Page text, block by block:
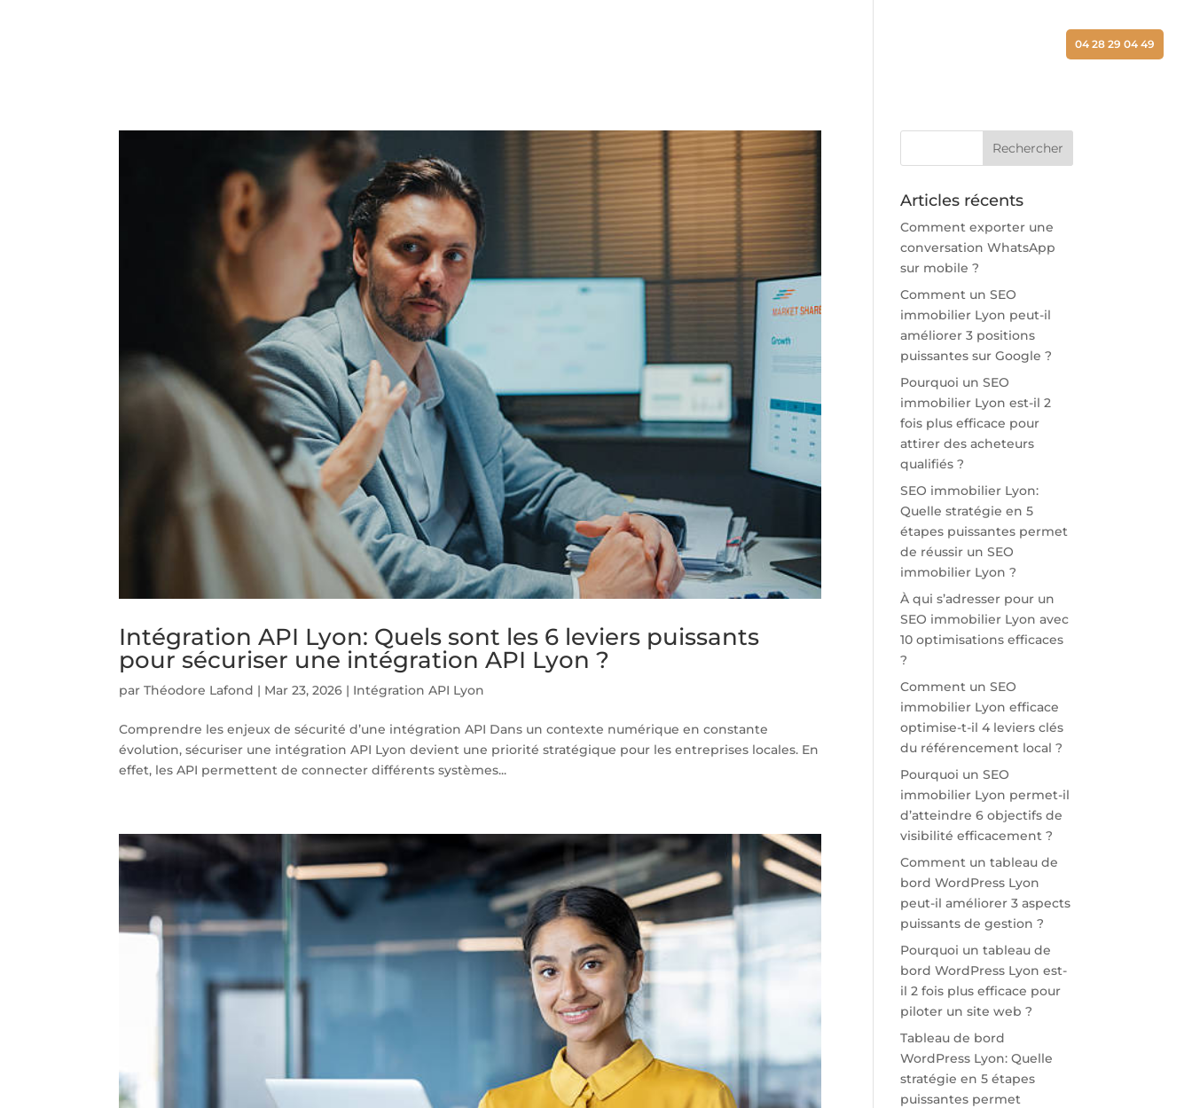
04 28 29 04 49
Intégration API Lyon: Quels sont les 6 leviers puissants
pour sécuriser une intégration API Lyon ?
parThéodore Lafond | Mar 23, 2026 | Intégration API Lyon
Comprendre les enjeux de sécurité d’une intégration API Dans un contexte numérique en constante
évolution, sécuriser une intégration API Lyon devient une priorité stratégique pour les entreprises locales. En
effet, les API permettent de connecter différents systèmes...
Articles récents
Comment exporter une
conversation WhatsApp
sur mobile ?
Comment un SEO
immobilier Lyon peut-il
améliorer 3 positions
puissantes sur Google ?
Pourquoi un SEO
immobilier Lyon est-il 2
fois plus efficace pour
attirer des acheteurs
qualifiés ?
SEO immobilier Lyon:
Quelle stratégie en 5
étapes puissantes permet
de réussir un SEO
immobilier Lyon ?
À qui s’adresser pour un
SEO immobilier Lyon avec
10 optimisations efficaces
?
Comment un SEO
immobilier Lyon efficace
optimise-t-il 4 leviers clés
du référencement local ?
Pourquoi un SEO
immobilier Lyon permet-il
d’atteindre 6 objectifs de
visibilité efficacement ?
Comment un tableau de
bord WordPress Lyon
peut-il améliorer 3 aspects
puissants de gestion ?
Pourquoi un tableau de
bord WordPress Lyon est-
il 2 fois plus efficace pour
piloter un site web ?
Tableau de bord
WordPress Lyon: Quelle
stratégie en 5 étapes
puissantes permet